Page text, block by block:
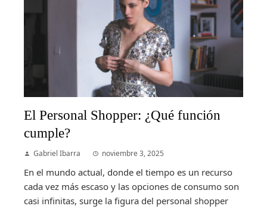
El Personal Shopper: ¿Qué función
cumple?
Gabriel Ibarra noviembre 3, 2025
En el mundo actual, donde el tiempo es un recurso
cada vez más escaso y las opciones de consumo son
casi infinitas, surge la figura del personal shopper